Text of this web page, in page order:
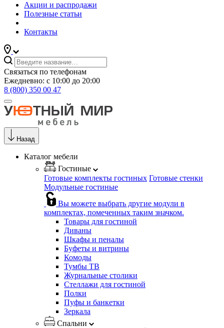
Акции и распродажи
Полезные статьи
Контакты
Связаться по телефонам
Ежедневно: с 10:00 до 20:00
8 (800) 350 00 47
Назад
Каталог мебели
Гостиные
Готовые комплекты гостиных Готовые стенки
Модульные гостиные
Вы можете выбрать другие модули в
комплектах, помеченных таким значком.
Товары для гостиной
Диваны
Шкафы и пеналы
Буфеты и витрины
Комоды
Тумбы ТВ
Журнальные столики
Стеллажи для гостиной
Полки
Пуфы и банкетки
Зеркала
Спальни